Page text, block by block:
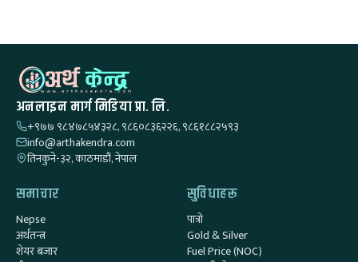
अनलाइन मार्ग मिडिया प्रा. लि.
+९७७ ९८४७८५४३२८, ९८६०८३६२२६, ९८६१८८२५९३
info@arthakendra.com
तिनकुने-३२, काठमाडौं, नेपाल
समाचार
Nepse
अर्थतन्त्र
शेयर बजार
सुविधाहरू
पात्रो
Gold & Silver
Fuel Price (NOC)